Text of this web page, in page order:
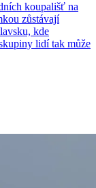
koupališť na
zůstávají
kde
lidí tak může